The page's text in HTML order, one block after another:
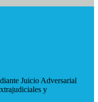
Juicio Adversarial
y